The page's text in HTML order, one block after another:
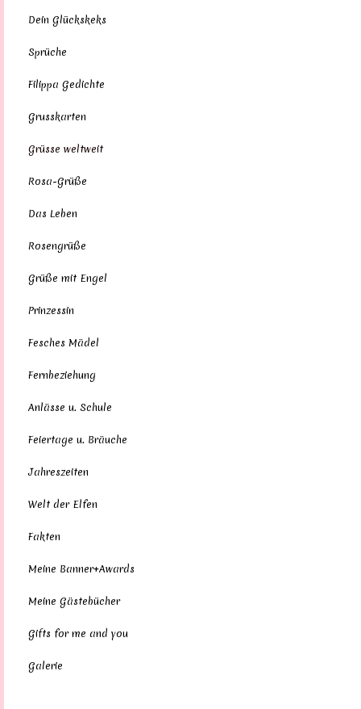
Dein Glückskeks
Sprüche
Filippa Gedichte
Grusskarten
Grüsse weltweit
Rosa-Grüße
Das Leben
Rosengrüße
Grüße mit Engel
Prinzessin
Fesches Mädel
Fernbeziehung
Anlässe u. Schule
Feiertage u. Bräuche
Jahreszeiten
Welt der Elfen
Fakten
Meine Banner+Awards
Meine Gästebücher
Gifts for me and you
Galerie